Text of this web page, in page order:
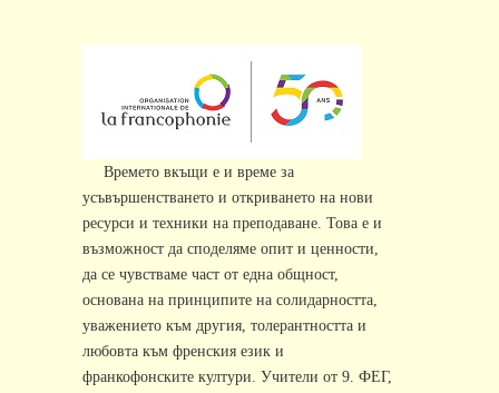
Времето вкъщи е и време за
усъвършенстването и откриването на нови
ресурси и техники на преподаване. Това е и
възможност да споделяме опит и ценности,
да се чувстваме част от една общност,
основана на принципите на солидарността,
уважението към другия, толерантността и
любовта към френския език и
франкофонските култури. Учители от 9. ФЕГ,